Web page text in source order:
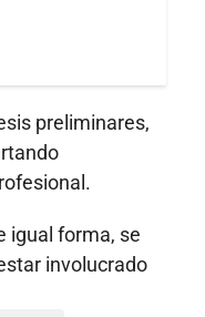
preliminares,
igual forma, se
involucrado